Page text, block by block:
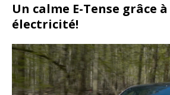
Un calme E-Tense grâce
électricité!